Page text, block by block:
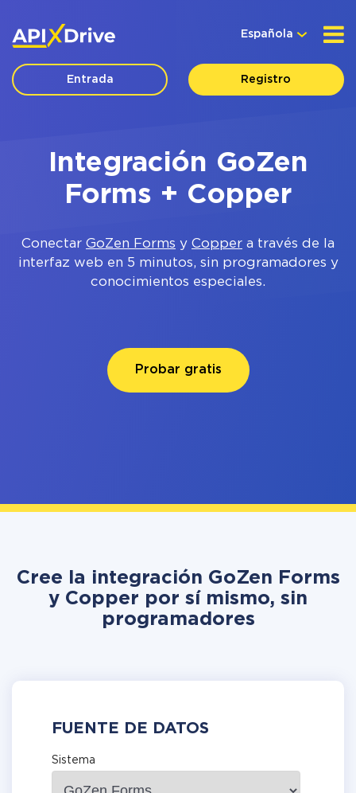
Española
Entrada Registro
Integración GoZen
Forms + Copper
Conectar GoZen Forms y Copper a través de la
interfaz web en 5 minutos, sin programadores y
conocimientos especiales.
Probar gratis
Cree la integración GoZen Forms
y Copper por sí mismo, sin
programadores
FUENTE DE DATOS
Sistema